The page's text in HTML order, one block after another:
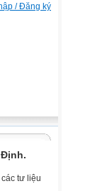
/ Đăng ký
tư liệu